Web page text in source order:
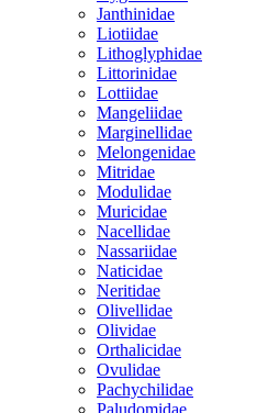
Janthinidae
Liotiidae
Lithoglyphidae
Littorinidae
Lottiidae
Mangeliidae
Marginellidae
Melongenidae
Mitridae
Modulidae
Muricidae
Nacellidae
Nassariidae
Naticidae
Neritidae
Olivellidae
Olividae
Orthalicidae
Ovulidae
Pachychilidae
Paludomidae